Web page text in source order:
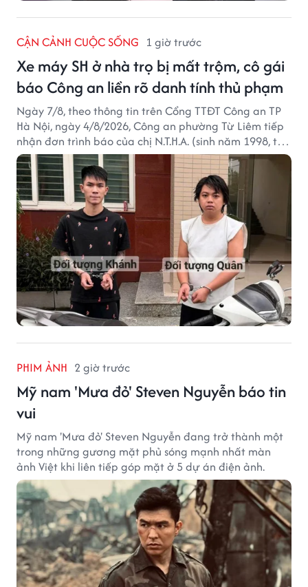
CẬN CẢNH CUỘC SỐNG 1 giờ trước
Xe máy SH ở nhà trọ bị mất trộm, cô gái
báo Công an liền rõ danh tính thủ phạm
Ngày 7/8, theo thông tin trên Cổng TTĐT Công an TP
Hà Nội, ngày 4/8/2026, Công an phường Từ Liêm tiếp
nhận đơn trình báo của chị N.T.H.A. (sinh năm 1998, trú
tại phường Từ Liêm) về việc bị kẻ gian lấy trộm chiếc
xe mô tô Honda SH 125i, tại khu nhà trọ nơi đang sinh
sống.
PHIM ẢNH 2 giờ trước
Mỹ nam 'Mưa đỏ' Steven Nguyễn báo tin
vui
Mỹ nam 'Mưa đỏ' Steven Nguyễn đang trở thành một
trong những gương mặt phủ sóng mạnh nhất màn
ảnh Việt khi liên tiếp góp mặt ở 5 dự án điện ảnh.